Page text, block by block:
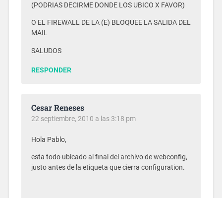
(PODRIAS DECIRME DONDE LOS UBICO X FAVOR)
O EL FIREWALL DE LA (E) BLOQUEE LA SALIDA DEL
MAIL
SALUDOS
RESPONDER
Cesar Reneses
22 septiembre, 2010 a las 3:18 pm
Hola Pablo,
esta todo ubicado al final del archivo de webconfig,
justo antes de la etiqueta que cierra configuration.